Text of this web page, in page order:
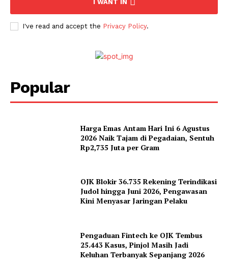
I WANT IN
I've read and accept the Privacy Policy.
Popular
Harga Emas Antam Hari Ini 6 Agustus
2026 Naik Tajam di Pegadaian, Sentuh
Rp2,735 Juta per Gram
OJK Blokir 36.735 Rekening Terindikasi
Judol hingga Juni 2026, Pengawasan
Kini Menyasar Jaringan Pelaku
Pengaduan Fintech ke OJK Tembus
25.443 Kasus, Pinjol Masih Jadi
Keluhan Terbanyak Sepanjang 2026